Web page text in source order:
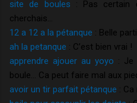
site de boules : Pas certain
cherchais…
12 a 12 a la pétanque : Belle
ah la petanque : C’est bien vrai !
apprendre ajouer au yoyo : Je
boule… Ca peut faire mal aux
avoir un tir parfait pétanque : Ca